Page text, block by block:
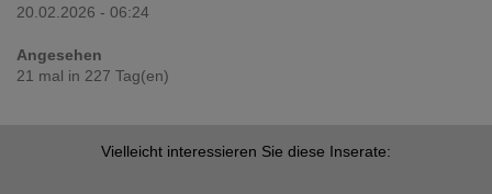
20.02.2026 - 06:24
Angesehen
21 mal in 227 Tag(en)
Vielleicht interessieren Sie diese Inserate: